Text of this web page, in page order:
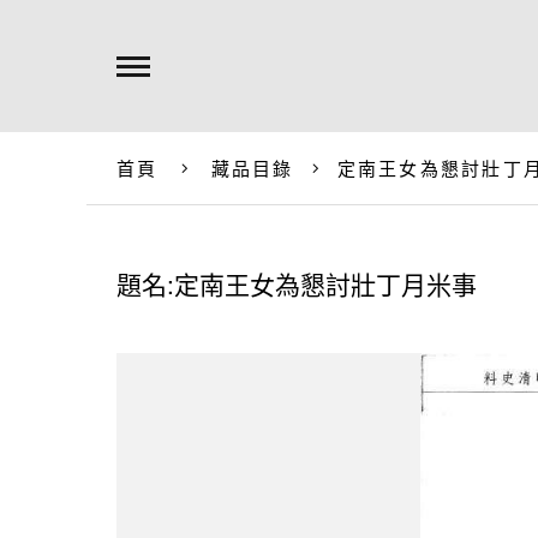
首頁 藏品目錄 定南王女為懇討壯丁
題名:定南王女為懇討壯丁月米事